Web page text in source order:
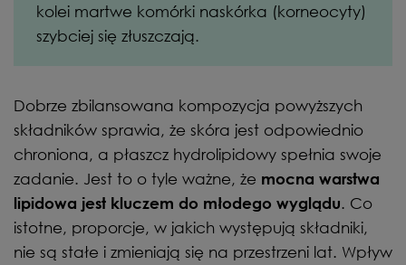
kolei martwe komórki naskórka (korneocyty)
szybciej się złuszczają.
Dobrze zbilansowana kompozycja powyższych
składników sprawia, że skóra jest odpowiednio
chroniona, a płaszcz hydrolipidowy spełnia swoje
zadanie. Jest to o tyle ważne, że mocna warstwa
lipidowa jest kluczem do młodego wyglądu. Co
istotne, proporcje, w jakich występują składniki,
nie są stałe i zmieniają się na przestrzeni lat. Wpływ